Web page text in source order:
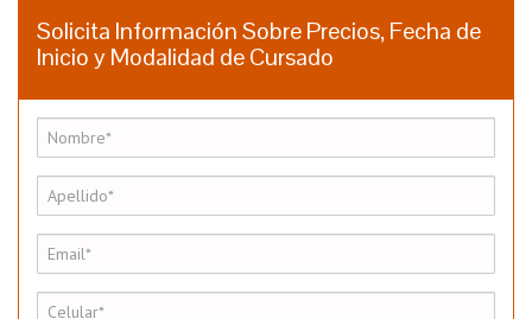
Solicita Información Sobre Precios, Fecha de
Inicio y Modalidad de Cursado